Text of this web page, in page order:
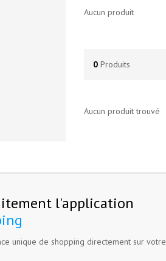
Aucun produit
0 Produits
Aucun produit trouvé
l'application
unique de shopping directement sur votre